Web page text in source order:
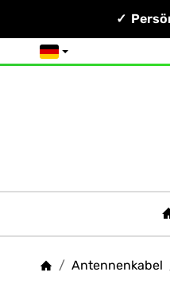
Deutsch
/ Antennenkabel